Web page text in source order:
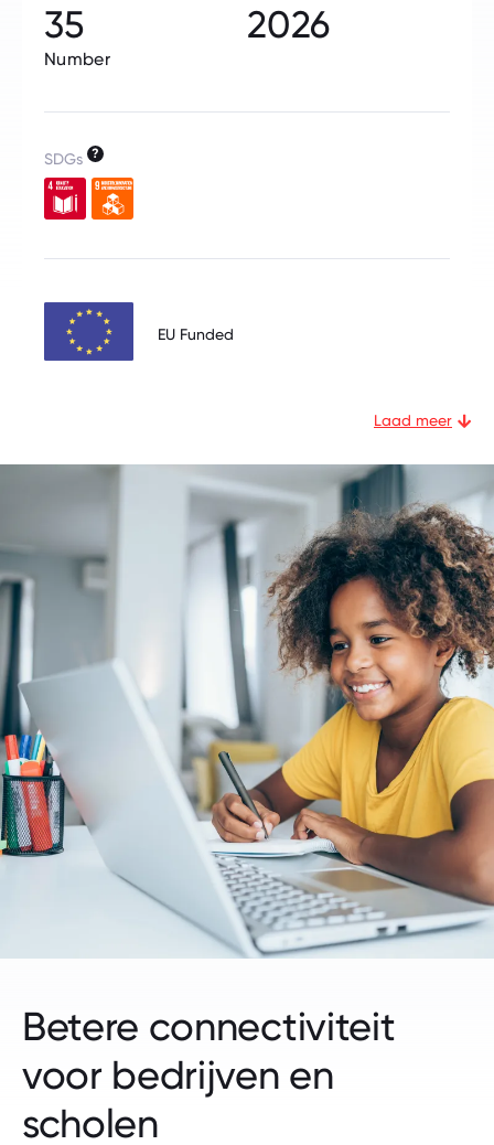
35
Number
2026
SDGs ?
EU Funded
Laad meer
Betere connectiviteit
voor bedrijven en
scholen